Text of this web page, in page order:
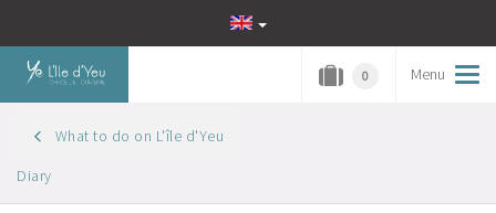
Menu
0
What to do on L'île d'Yeu
Diary